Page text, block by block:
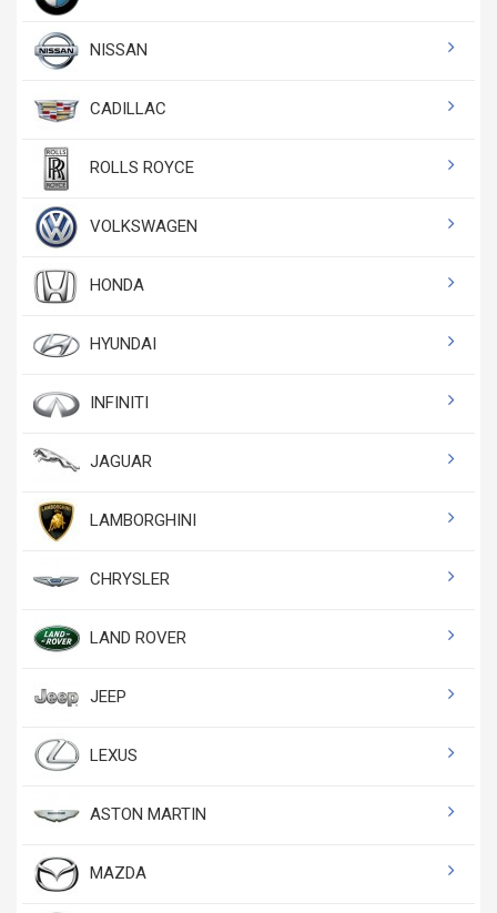
NISSAN
CADILLAC
ROLLS ROYCE
VOLKSWAGEN
HONDA
HYUNDAI
INFINITI
JAGUAR
LAMBORGHINI
CHRYSLER
LAND ROVER
JEEP
LEXUS
ASTON MARTIN
MAZDA